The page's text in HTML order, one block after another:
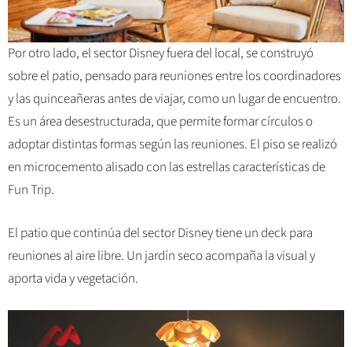
Por otro lado, el sector Disney fuera del local, se construyó
sobre el patio, pensado para reuniones entre los coordinadores
y las quinceañeras antes de viajar, como un lugar de encuentro.
Es un área desestructurada, que permite formar círculos o
adoptar distintas formas según las reuniones. El piso se realizó
en microcemento alisado con las estrellas características de
Fun Trip.
El patio que continúa del sector Disney tiene un deck para
reuniones al aire libre. Un jardín seco acompaña la visual y
aporta vida y vegetación.